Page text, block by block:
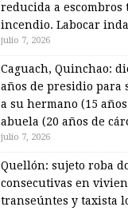
reducida a escombros
incendio. Labocar
julio 7, 2026
Caguach, Quinchao:
años de presidio para
a su hermano (15
abuela (20 años de
julio 7, 2026
Quellón: sujeto roba
consecutivas en
transeúntes y taxista